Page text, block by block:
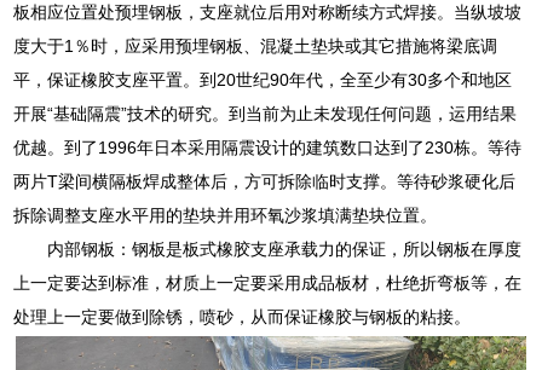
板相应位置处预埋钢板，支座就位后用对称断续方式焊接。当纵坡坡
度大于1％时，应采用预埋钢板、混凝土垫块或其它措施将梁底调
平，保证橡胶支座平置。到20世纪90年代，全至少有30多个和地区
开展“基础隔震”技术的研究。到当前为止未发现任何问题，运用结果
优越。到了1996年日本采用隔震设计的建筑数口达到了230栋。等待
两片T梁间横隔板焊成整体后，方可拆除临时支撑。等待砂浆硬化后
拆除调整支座水平用的垫块并用环氧沙浆填满垫块位置。
内部钢板：钢板是板式橡胶支座承载力的保证，所以钢板在厚度
上一定要达到标准，材质上一定要采用成品板材，杜绝折弯板等，在
处理上一定要做到除锈，喷砂，从而保证橡胶与钢板的粘接。